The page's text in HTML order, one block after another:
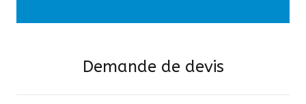
Demande de devis